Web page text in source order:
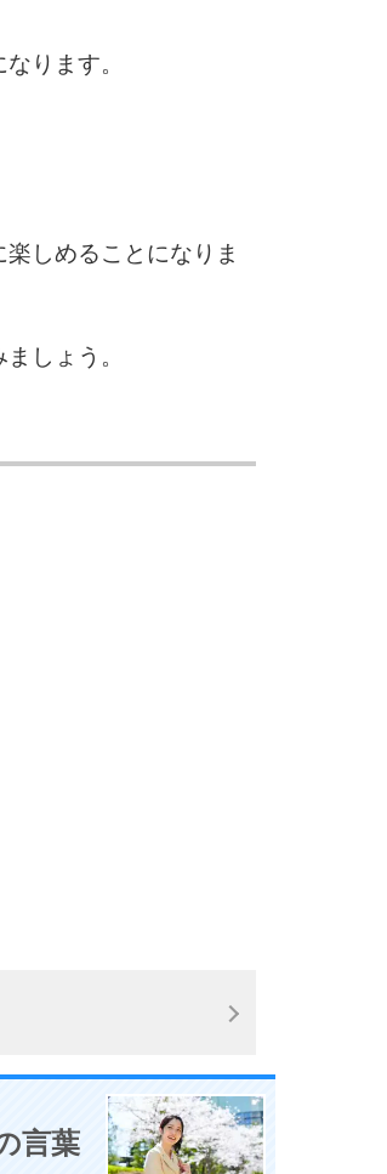
ります。
しめることになりま
しょう。
言葉